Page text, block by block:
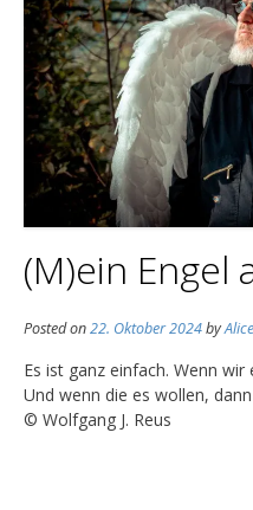
(M)ein Engel
Posted on22. Oktober 2024byAlice
Es ist ganz einfach. Wenn
Und wenn die es wollen,
© Wolfgang J. Reus